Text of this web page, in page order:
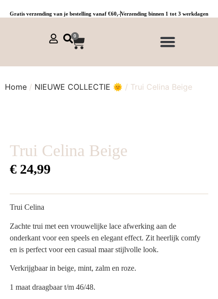
Gratis verzending van je bestelling vanaf €60,-Verzending binnen 1 tot 3 werkdagen
0
Home / NIEUWE COLLECTIE 🌞 / Trui Celina Beige
Trui Celina Beige
€ 24,99
Trui Celina
Zachte trui met een vrouwelijke lace afwerking aan de
onderkant voor een speels en elegant effect. Zit heerlijk comfy
en is perfect voor een casual maar stijlvolle look.
Verkrijgbaar in beige, mint, zalm en roze.
1 maat draagbaar t/m 46/48.